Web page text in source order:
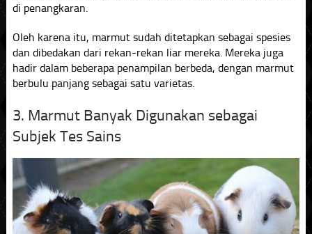
di penangkaran.
Oleh karena itu, marmut sudah ditetapkan sebagai spesies
dan dibedakan dari rekan-rekan liar mereka. Mereka juga
hadir dalam beberapa penampilan berbeda, dengan marmut
berbulu panjang sebagai satu varietas.
3. Marmut Banyak Digunakan sebagai
Subjek Tes Sains